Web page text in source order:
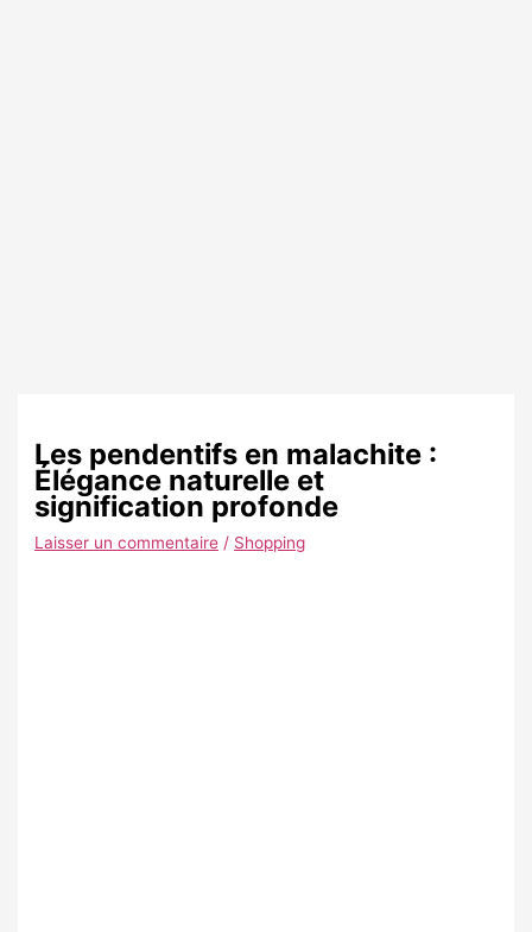
Les pendentifs en malachite :
Élégance naturelle et
signification profonde
Laisser un commentaire / Shopping